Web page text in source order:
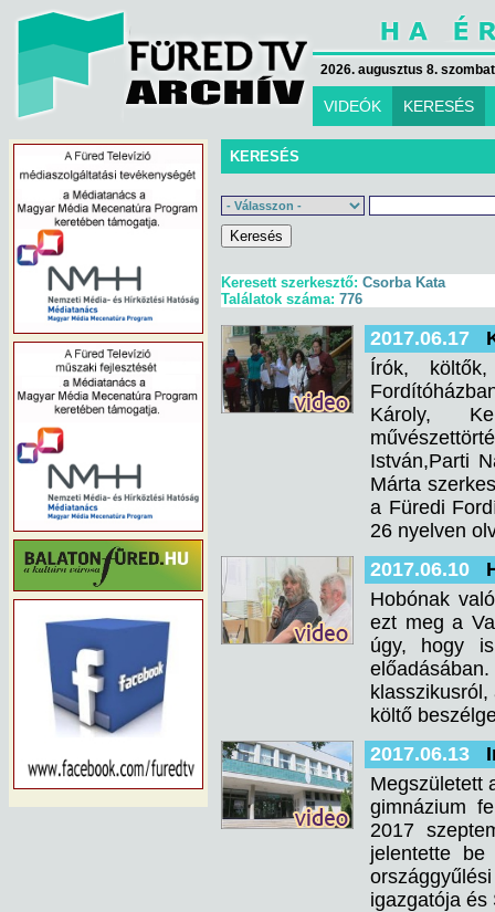
2026. augusztus 8.
VIDEÓK KERESÉS
KERESÉS
Keresett szerkesztő: Csorba Kata
Találatok száma: 776
2017.06.17
Írók, költők,
Károly,
István,Parti
Márta
a Füredi
26 nyelven
2017.06.10
Hobónak
ezt meg a
úgy, hogy
költő
2017.06.13
Megszületett
gimnázium
2017
jelentette
igazgatója és